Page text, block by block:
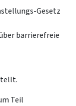
Gesetz
barrierefreie
Teil